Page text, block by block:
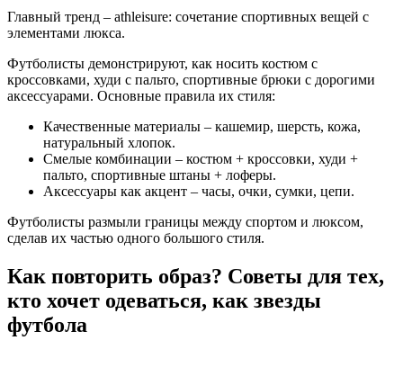
Главный тренд – athleisure: сочетание спортивных вещей с
элементами люкса.
Футболисты демонстрируют, как носить костюм с
кроссовками, худи с пальто, спортивные брюки с дорогими
аксессуарами. Основные правила их стиля:
Качественные материалы – кашемир, шерсть, кожа,
натуральный хлопок.
Смелые комбинации – костюм + кроссовки, худи +
пальто, спортивные штаны + лоферы.
Аксессуары как акцент – часы, очки, сумки, цепи.
Футболисты размыли границы между спортом и люксом,
сделав их частью одного большого стиля.
Как повторить образ? Советы для тех,
кто хочет одеваться, как звезды
футбола